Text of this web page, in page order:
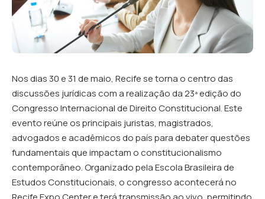
Nos dias 30 e 31 de maio, Recife se torna o centro das
discussões jurídicas com a realização da 23ª edição do
Congresso Internacional de Direito Constitucional. Este
evento reúne os principais juristas, magistrados,
advogados e acadêmicos do país para debater questões
fundamentais que impactam o constitucionalismo
contemporâneo. Organizado pela Escola Brasileira de
Estudos Constitucionais, o congresso acontecerá no